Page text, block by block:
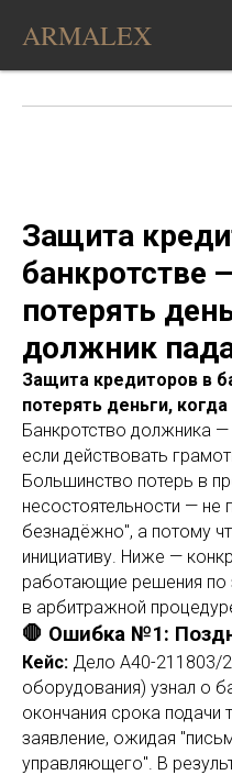
ARMALEX
Защита
банкротстве
потерять
должник
Защита кредиторов в
потерять деньги,
Банкротство должника —
если действовать
Большинство потерь в
несостоятельности — не
безнадёжно", а потому
инициативу. Ниже —
работающие решения по
в арбитражной
🛑 Ошибка №1:
Кейс: Дело А40-211803/
оборудования) узнал о
окончания срока подачи
заявление, ожидая
управляющего". В